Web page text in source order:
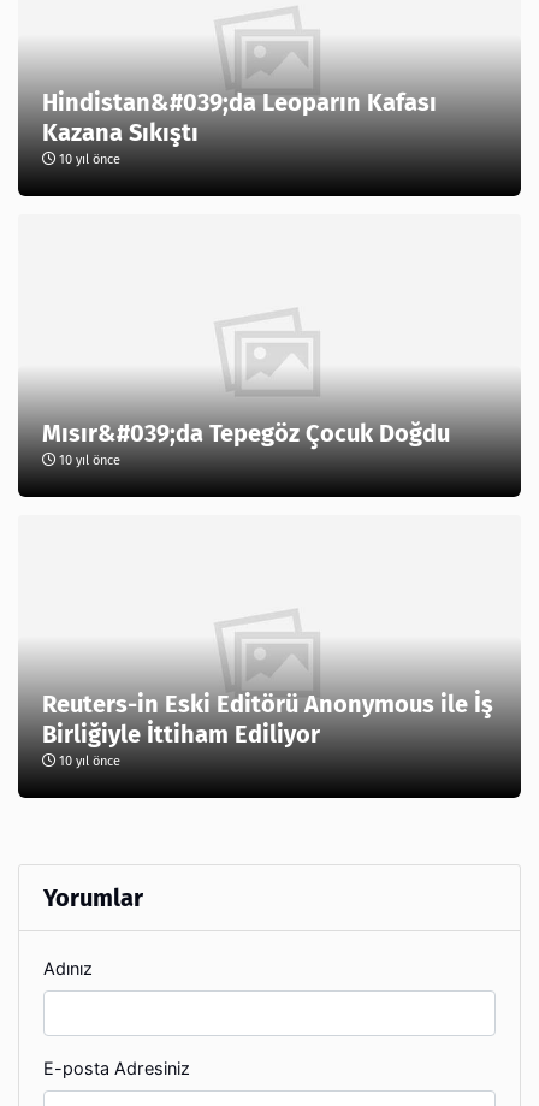
Hindistan&#039;da Leoparın Kafası
Kazana Sıkıştı
10 yıl önce
Mısır&#039;da Tepegöz Çocuk Doğdu
10 yıl önce
Reuters-in Eski Editörü Anonymous ile İş
Birliğiyle İttiham Ediliyor
10 yıl önce
Yorumlar
Adınız
E-posta Adresiniz